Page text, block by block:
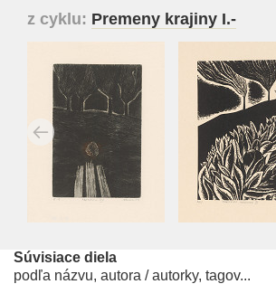
z cyklu: Premeny krajiny I.-
Súvisiace diela
podľa názvu, autora / autorky, tagov...